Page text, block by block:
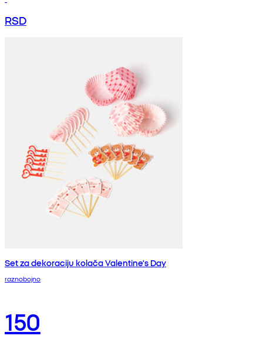
RSD
Set za dekoraciju kolača Valentine's Day
raznobojno
150